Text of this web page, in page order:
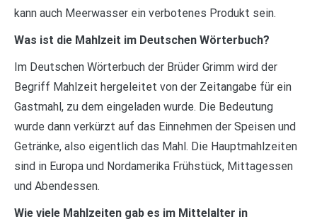
kann auch Meerwasser ein verbotenes Produkt sein.
Was ist die Mahlzeit im Deutschen Wörterbuch?
Im Deutschen Wörterbuch der Brüder Grimm wird der
Begriff Mahlzeit hergeleitet von der Zeitangabe für ein
Gastmahl, zu dem eingeladen wurde. Die Bedeutung
wurde dann verkürzt auf das Einnehmen der Speisen und
Getränke, also eigentlich das Mahl. Die Hauptmahlzeiten
sind in Europa und Nordamerika Frühstück, Mittagessen
und Abendessen.
Wie viele Mahlzeiten gab es im Mittelalter in